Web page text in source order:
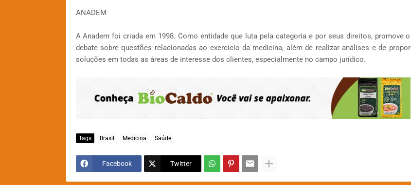
ANADEM
A Anadem foi criada em 1998. Como entidade que luta pela categoria e por seus direitos, promove o
debate sobre questões relacionadas ao exercício da medicina, além de realizar análises e de propor
soluções em todas as áreas de interesse dos clientes, especialmente no campo jurídico.
Tags Brasil Medicina Saúde
Facebook Twitter